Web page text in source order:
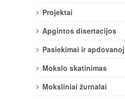
Projektai
Apgintos disertacijos
Pasiekimai ir
Mokslo skatinimas
Moksliniai žurnalai